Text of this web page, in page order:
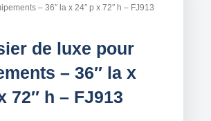
– 36″ la x 24″ p x 72″ h – FJ913
de luxe pour
– 36″ la x
72″ h – FJ913